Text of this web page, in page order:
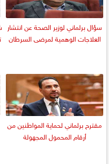
سؤال برلماني لوزير الصحة عن انتشار
العلاجات الوهمية لمرضى السرطان
مقترح برلماني لحماية المواطنين من
أرقام المحمول المجهولة